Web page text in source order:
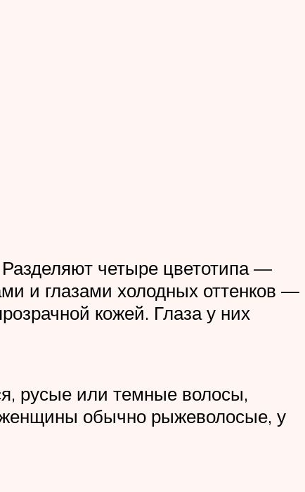
четыре цветотипа —
и глазами холодных оттенков —
кожей. Глаза у них
русые или темные волосы,
женщины обычно рыжеволосые, у